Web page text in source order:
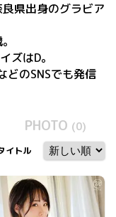
良県出身のグラビア
。
ズはD。
どのSNSでも発信
PHOTO (0)
イトル